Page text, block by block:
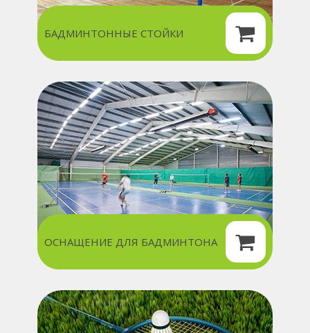
БАДМИНТОННЫЕ СТОЙКИ
ОСНАЩЕНИЕ ДЛЯ БАДМИНТОНА